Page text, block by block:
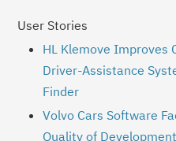
User Stories
HL Klemove Improves
Driver-Assistance
Finder
Volvo Cars Software
Quality of